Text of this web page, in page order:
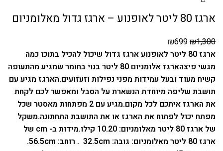
ארגז 80 ליטר לאופנוע – ארגז גדול מאלומניום
₪1,300
₪699
ארגז 80 ליטר לאופנוע ארגז גדול שיכול להכיל בתוכו כמה
מגשי פיצה
ארגז אלומניום 80 ליטר בנוי בחומר שמגיע מהתעופה
קשיח מעוד ובעל עמידות מפני נפילות וזעזועים.הארגז מגיע עם
תושבת שליפה מיוחדת הנשארת על הסבל ומאפשר לכם לקחת
את הארגז איתכם לכל מקום.
מגיע עם 2 מפתחות מאסטר שכל
מפתח יכול לפתוח את הארגז או את התושבת התחתונה.משקל
של ארגז 80 ליטר מאלומניום: 10.20 קילו.
מידות ב- cm של
ארגז 80 ליטר מאלומניום: גובה: 32.5cm . רוחב: 56.5cm.